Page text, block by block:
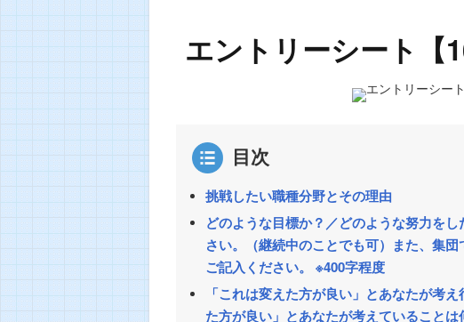
エントリーシート【
目次
挑戦したい職種分野とその理由
どのような目標か？／どのような努力を
さい。（継続中のことでも可）また、集
ご記入ください。 ※400字程度
「これは変えた方が良い」とあなたが考
た方が良い」とあなたが考えていること